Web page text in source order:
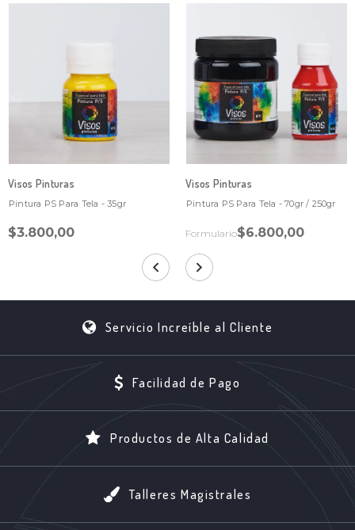
Visos Pinturas
Pintura PS Para Tela - 35gr
$3.800,00
Visos Pinturas
Pintura PS Para Tela - 70gr / 250gr
Formulario$6.800,00
Servicio Increíble al Cliente
Facilidad de Pago
Productos de Alta Calidad
Talleres Magistrales